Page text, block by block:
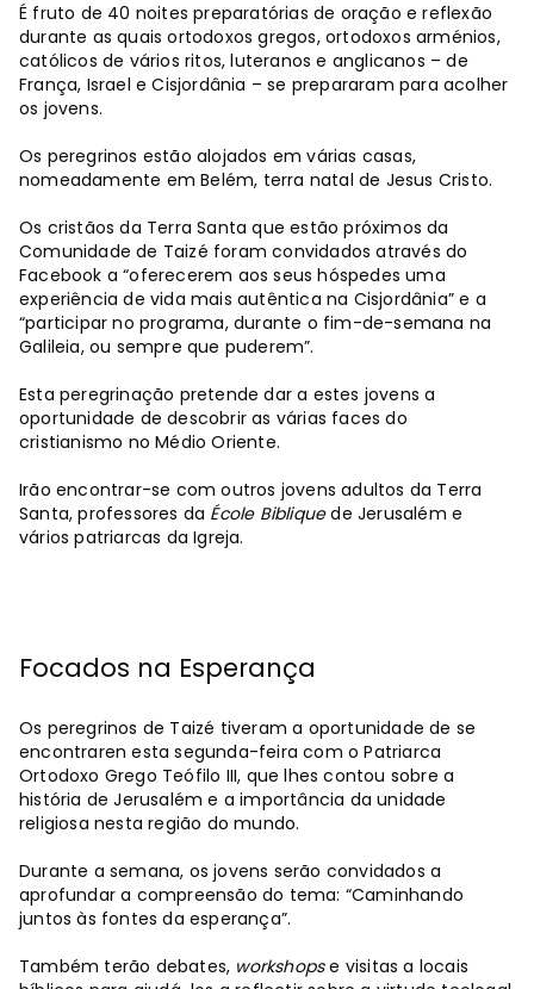
É fruto de 40 noites preparatórias de oração e reflexão
durante as quais ortodoxos gregos, ortodoxos arménios,
católicos de vários ritos, luteranos e anglicanos – de
França, Israel e Cisjordânia – se prepararam para acolher
os jovens.
Os peregrinos estão alojados em várias casas,
nomeadamente em Belém, terra natal de Jesus Cristo.
Os cristãos da Terra Santa que estão próximos da
Comunidade de Taizé foram convidados através do
Facebook a “oferecerem aos seus hóspedes uma
experiência de vida mais autêntica na Cisjordânia” e a
“participar no programa, durante o fim-de-semana na
Galileia, ou sempre que puderem”.
Esta peregrinação pretende dar a estes jovens a
oportunidade de descobrir as várias faces do
cristianismo no Médio Oriente.
Irão encontrar-se com outros jovens adultos da Terra
Santa, professores da École Bibliquede Jerusalém e
vários patriarcas da Igreja.
Focados na Esperança
Os peregrinos de Taizé tiveram a oportunidade de se
encontraren esta segunda-feira com o Patriarca
Ortodoxo Grego Teófilo III, que lhes contou sobre a
história de Jerusalém e a importância da unidade
religiosa nesta região do mundo.
Durante a semana, os jovens serão convidados a
aprofundar a compreensão do tema: “Caminhando
juntos às fontes da esperança”.
Também terão debates, workshopse visitas a locais